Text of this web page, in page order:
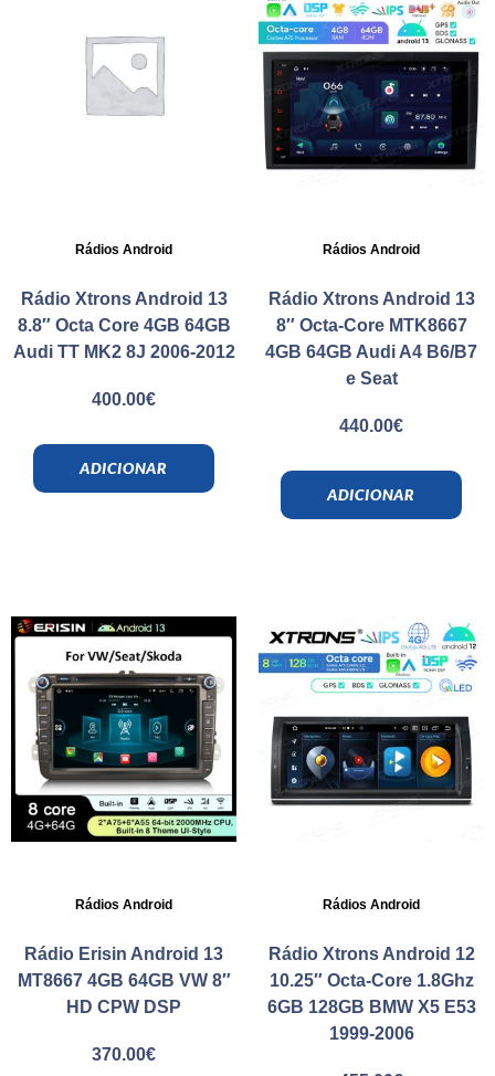
Rádios Android
Rádio Xtrons Android 13
8.8″ Octa Core 4GB 64GB
Audi TT MK2 8J 2006-2012
400.00€
ADICIONAR
Rádios Android
Rádio Xtrons Android 13
8″ Octa-Core MTK8667
4GB 64GB Audi A4 B6/B7
e Seat
440.00€
ADICIONAR
Rádios Android
Rádio Erisin Android 13
MT8667 4GB 64GB VW 8″
HD CPW DSP
370.00€
Rádios Android
Rádio Xtrons Android 12
10.25″ Octa-Core 1.8Ghz
6GB 128GB BMW X5 E53
1999-2006